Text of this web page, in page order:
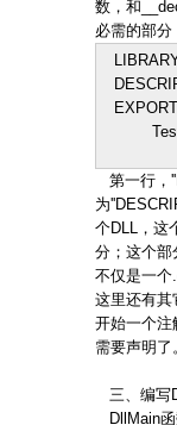
数，和
必需的部分
第一行，
为
个DLL，这
分；这个部
不仅是一个
这里还有
开始一个注
需要声明了
三、编写
DllMain函